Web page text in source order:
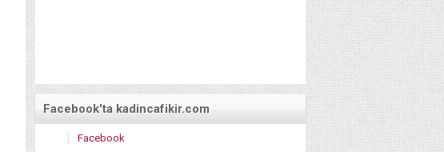
Facebook'ta kadincafikir.com
Facebook